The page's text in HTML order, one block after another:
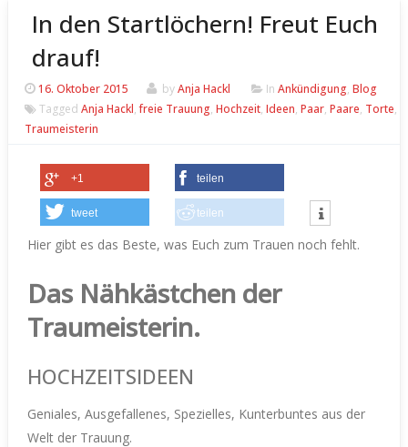
In den Startlöchern! Freut Euch
drauf!
16. Oktober 2015 byAnja Hackl In Ankündigung, Blog
Tagged Anja Hackl,freie Trauung, Hochzeit, Ideen, Paar, Paare, Torte,
Traumeisterin
+1 teilen
tweet teilen
Hier gibt es das Beste, was Euch zum Trauen noch fehlt.
Das Nähkästchen der
Traumeisterin.
HOCHZEITSIDEEN
Geniales, Ausgefallenes, Spezielles, Kunterbuntes aus der
Welt der Trauung.